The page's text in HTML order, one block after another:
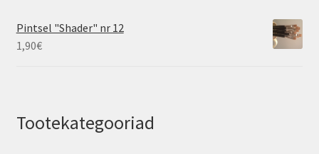
Pintsel "Shader" nr 12
1,90€
Tootekategooriad